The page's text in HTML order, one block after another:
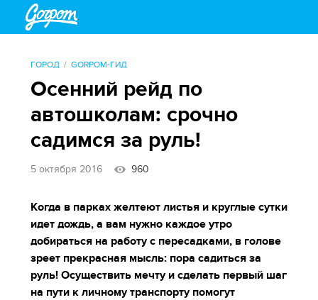
ГОРОД GORPOM-ГИД
Осенний рейд по
автошколам: срочно
садимся за руль!
5 октября 2016 960
Когда в парках желтеют листья и круглые сутки
идет дождь, а вам нужно каждое утро
добираться на работу с пересадками, в голове
зреет прекрасная мысль: пора садиться за
руль! Осуществить мечту и сделать первый шаг
на пути к личному транспорту помогут